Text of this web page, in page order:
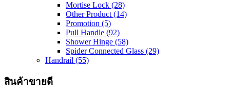
Mortise Lock (28)
Other Product (14)
Promotion (5)
Pull Handle (92)
Shower Hinge (58)
Spider Connected Glass (29)
Handrail (55)
สินค้าขายดี